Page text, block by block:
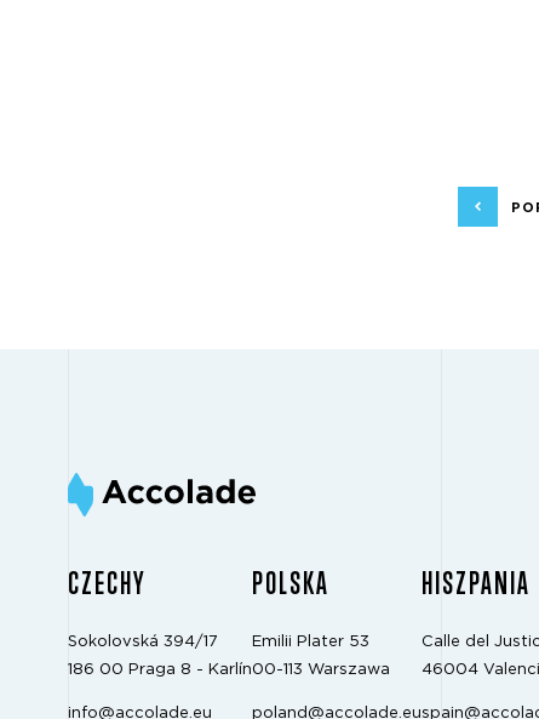
CZECHY
Sokolovská 394/17
186 00 Praga 8 - Karlín
info@accolade.eu
POLSKA
Emilii Plater 53
00-113 Warszawa
poland@accolade.eu
HISZPANIA
Calle del
46004